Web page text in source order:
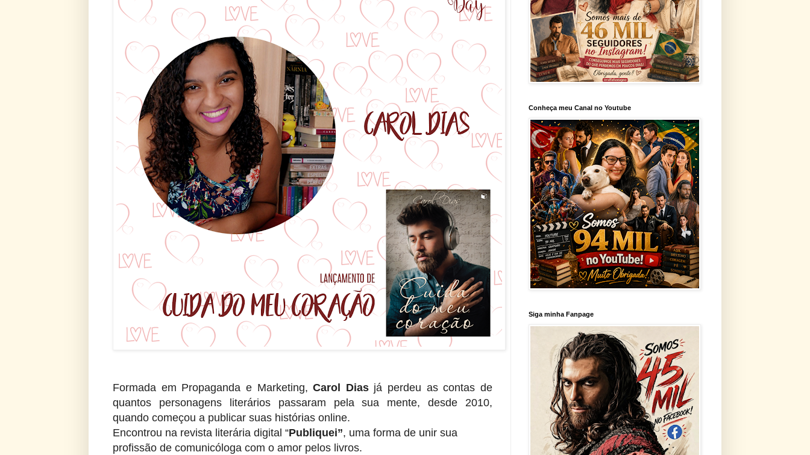
Formada em Propaganda e Marketing,Carol Diasjá perdeu as contas de
quantos personagens literários passaram pela sua mente, desde 2010,
quando começou a publicar suas histórias online.
Encontrou na revista literária digital “Publiquei”, uma forma de unir sua
profissão de comunicóloga com o amor pelos livros.
Conheça meu Canal no Youtube
Siga minha Fanpage